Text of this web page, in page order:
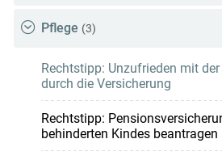
Pflege (3)
Rechtstipp: Unzufrieden mit
durch die Versicherung
Rechtstipp:
behinderten Kindes beantragen